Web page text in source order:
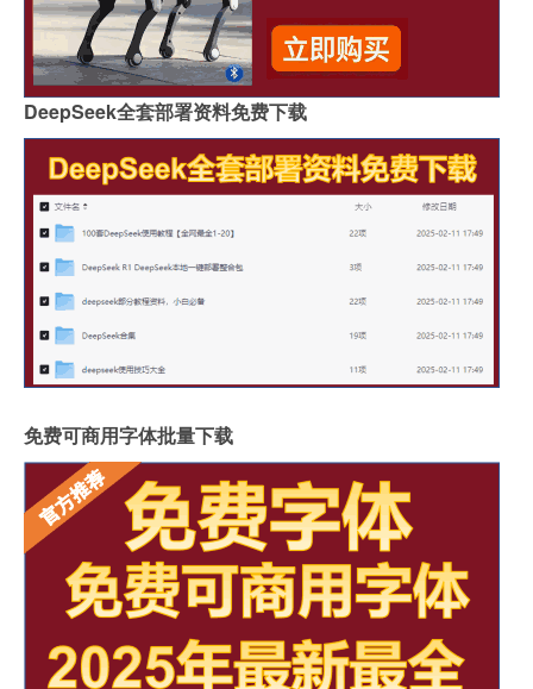
DeepSeek全套部署资料免费下载
免费可商用字体批量下载